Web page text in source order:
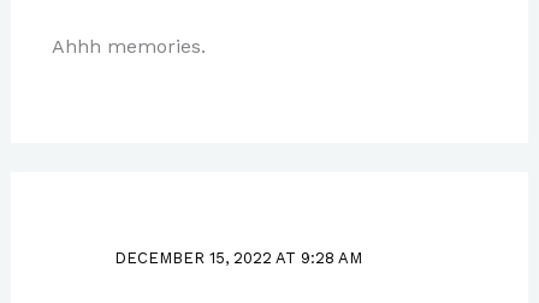
Ahhh memories.
DECEMBER 15, 2022 AT 9:28 AM